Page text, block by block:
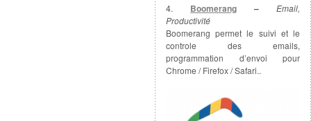
4. Boomerang – Email,
Productivité
Boomerang permet le suivi et le
controle des emails,
programmation d’envoi pour
Chrome / Firefox / Safari..